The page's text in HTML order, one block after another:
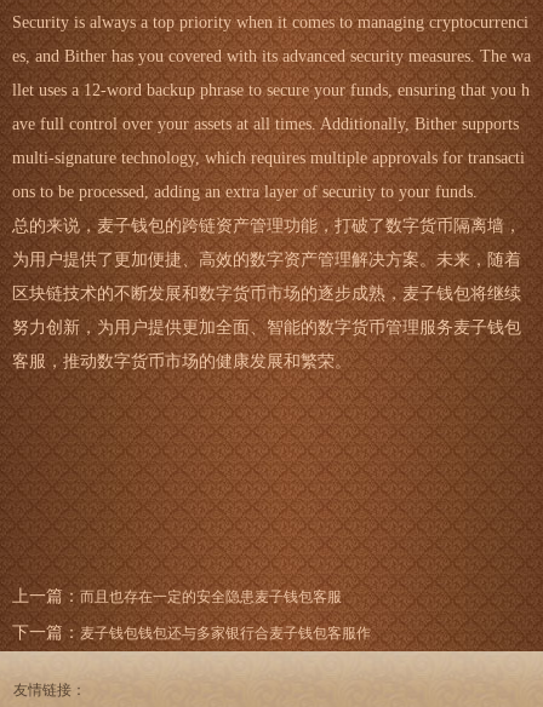
Security is always a top priority when it comes to managing cryptocurrenci
es, and Bither has you covered with its advanced security measures. The wa
llet uses a 12-word backup phrase to secure your funds, ensuring that you h
ave full control over your assets at all times. Additionally, Bither supports
multi-signature technology, which requires multiple approvals for transacti
ons to be processed, adding an extra layer of security to your funds.
总的来说，麦子钱包的跨链资产管理功能，打破了数字货币隔离墙，
为用户提供了更加便捷、高效的数字资产管理解决方案。未来，随着
区块链技术的不断发展和数字货币市场的逐步成熟，麦子钱包将继续
努力创新，为用户提供更加全面、智能的数字货币管理服务麦子钱包
客服，推动数字货币市场的健康发展和繁荣。
上一篇： 而且也存在一定的安全隐患麦子钱包客服
下一篇： 麦子钱包钱包还与多家银行合麦子钱包客服作
友情链接：